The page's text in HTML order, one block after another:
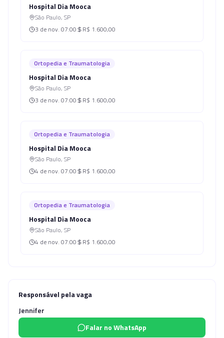
Hospital Dia Mooca
São Paulo, SP
3 de nov. 07:00 R$ 1.600,00
Ortopedia e Traumatologia
Hospital Dia Mooca
São Paulo, SP
3 de nov. 07:00 R$ 1.600,00
Ortopedia e Traumatologia
Hospital Dia Mooca
São Paulo, SP
4 de nov. 07:00 R$ 1.600,00
Ortopedia e Traumatologia
Hospital Dia Mooca
São Paulo, SP
4 de nov. 07:00 R$ 1.600,00
Responsável pela vaga
Jennifer
Falar no WhatsApp